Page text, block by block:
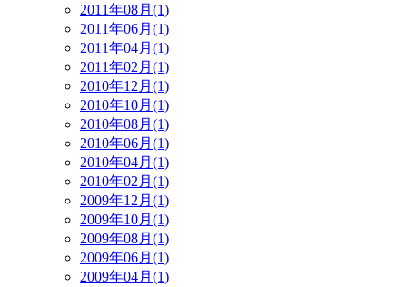
2011年08月(1)
2011年06月(1)
2011年04月(1)
2011年02月(1)
2010年12月(1)
2010年10月(1)
2010年08月(1)
2010年06月(1)
2010年04月(1)
2010年02月(1)
2009年12月(1)
2009年10月(1)
2009年08月(1)
2009年06月(1)
2009年04月(1)